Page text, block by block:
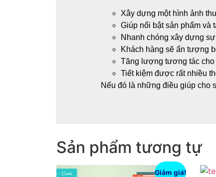
Xây dựng một hình ảnh
Giúp nổi bật sản phẩm và
Nhanh chóng xây dựng
Khách hàng sẽ ấn tượng
Tăng lượng tương tác cho
Tiết kiệm được rất nhiều
Nếu đó là những điều giúp cho
Sản phẩm tương tự
Giảm giá!